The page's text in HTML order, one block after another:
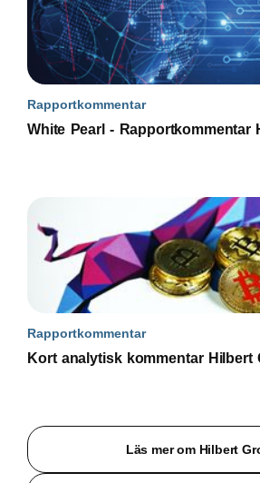
Rapportkommentar
White Pearl - Rapportkommentar
Rapportkommentar
Kort analytisk kommentar Hilbert
Läs mer om Hilbert